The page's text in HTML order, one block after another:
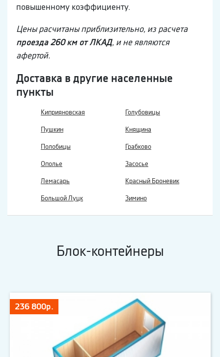
повышенному коэффициенту.
Цены расчитаны приблизительно, из расчета
проезда 260 км от ЛКАД, и не являются
афертой.
Доставка в другие населенные
пункты
Киприяновская Голубовицы
Пушкин Княщина
Полобицы Грабково
Ополье Засосье
Лемасарь Красный Броневик
Большой Луцк Зимино
Блок-контейнеры
236 800р.